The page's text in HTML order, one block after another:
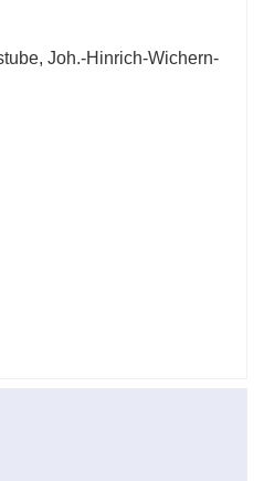
Joh.-Hinrich-Wichern-